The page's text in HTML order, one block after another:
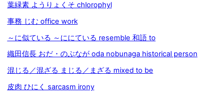
葉緑素 ようりょくそ chlorophyl
事務 じむ office work
～に似ている ～ににている resemble 和語 to
織田信長 おだ・のぶなが oda nobunaga historical person
混じる／混ざる まじる／まざる mixed to be
皮肉 ひにく sarcasm irony